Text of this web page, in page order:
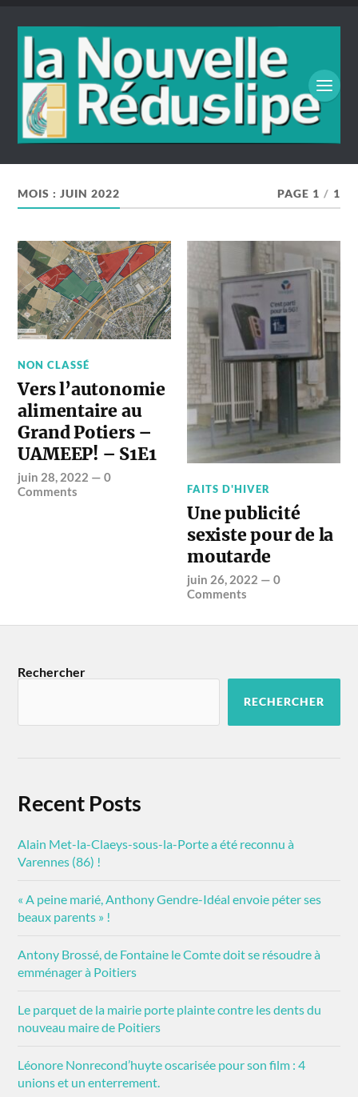
MOIS :JUIN 2022 PAGE 1 / 1
NON CLASSÉ
Vers l’autonomie
alimentaire au
Grand Potiers –
UAMEEP! – S1E1
juin 28, 2022 —0
Comments
FAITS D'HIVER
Une publicité
sexiste pour de la
moutarde
juin 26, 2022 —0
Comments
Rechercher
RECHERCHER
Recent Posts
Alain Met-la-Claeys-sous-la-Porte a été reconnu à
Varennes (86) !
« A peine marié, Anthony Gendre-Idéal envoie péter ses
beaux parents » !
Antony Brossé, de Fontaine le Comte doit se résoudre à
emménager à Poitiers
Le parquet de la mairie porte plainte contre les dents du
nouveau maire de Poitiers
Léonore Nonrecond’huyte oscarisée pour son film : 4
unions et un enterrement.